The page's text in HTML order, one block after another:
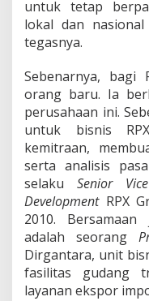
untuk tetap
lokal dan
tegasnya.
Sebenarnya, bagi
orang baru. Ia
perusahaan ini.
untuk bisnis
kemitraan,
serta analisis
selakuSenior
DevelopmentRPX
2010.
adalah seorang
Dirgantara, unit
fasilitas gudang
layanan ekspor